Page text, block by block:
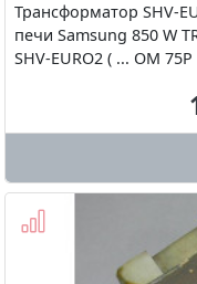
Трансформатор SHV-
печи Samsung 850 W
SHV-EURO2 ( ... OM